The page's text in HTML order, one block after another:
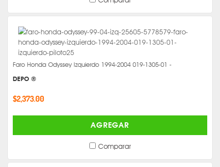
Faro Honda Odyssey Izquierdo 1994-2004 019-1305-01 -
DEPO ®
$2,373.00
AGREGAR
Comparar